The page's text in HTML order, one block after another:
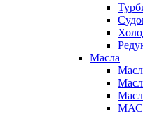
Масла